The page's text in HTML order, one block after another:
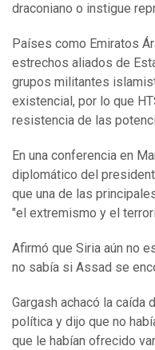
draconiano o instigue
Países como Emiratos
estrechos aliados de
grupos militantes
existencial, por lo que
resistencia de las
En una conferencia en
diplomático del
que una de las
"el extremismo y el
Afirmó que Siria aún no
no sabía si Assad se
Gargash achacó la caída
política y dijo que no
que le habían ofrecido